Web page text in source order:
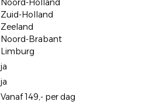
Noord-Holland
Zuid-Holland
Zeeland
Noord-Brabant
Limburg
ja
ja
Vanaf 149,- per dag